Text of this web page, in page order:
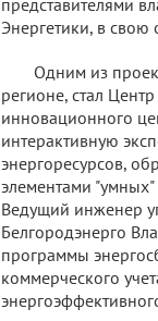
Энергетики, в
Одним из
регионе, стал
инновационного
интерактивную
энергоресурсов,
элементами
Ведущий инженер
Белгородэнерго
программы
коммерческого